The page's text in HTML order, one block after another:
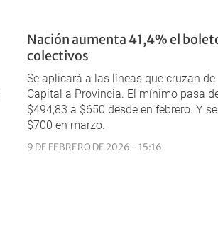
Nación aumenta 41,4% el
colectivos
Se aplicará a las líneas que cruzan de
Capital a Provincia. El mínimo pasa
$494,83 a $650 desde en febrero. Y
$700 en marzo.
9 DE FEBRERO DE 2026 - 15:16